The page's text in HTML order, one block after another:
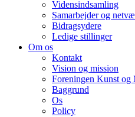
Vidensindsamling
Samarbejder og
Bidragsydere
Ledige stillinger
Om os
Kontakt
Vision og mission
Foreningen Kunst og
Baggrund
Os
Policy